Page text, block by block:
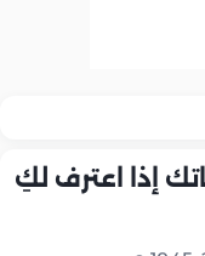
إذا اعترف لكِ